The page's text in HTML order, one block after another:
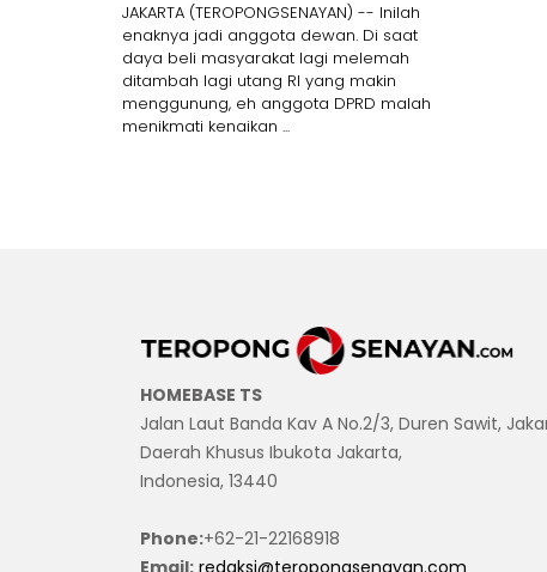
JAKARTA (TEROPONGSENAYAN) -- Inilah
enaknya jadi anggota dewan. Di saat
daya beli masyarakat lagi melemah
ditambah lagi utang RI yang makin
menggunung, eh anggota DPRD malah
menikmati kenaikan ...
HOMEBASE TS
Jalan Laut Banda Kav A No.2/3, Duren Sawit,
Daerah Khusus Ibukota Jakarta,
Indonesia, 13440
Phone:+62-21-22168918
Email: redaksi@teropongsenayan.com